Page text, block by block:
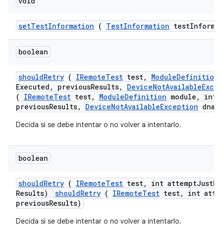
setTestInformation ( TestInformation test
boolean
shouldRetry ( IRemoteTest test, ModuleDefinition
Executed , previousResults, DeviceNotAvailable
( IRemoteTest test, ModuleDefinition module, int
previousResults, DeviceNotAvailableException
Decida si se debe intentar o no volver a intentarlo.
boolean
shouldRetry ( IRemoteTest test, int attemptJust
Results)
shouldRetry ( IRemoteTest test, int
previousResults)
Decida si se debe intentar o no volver a intentarlo.